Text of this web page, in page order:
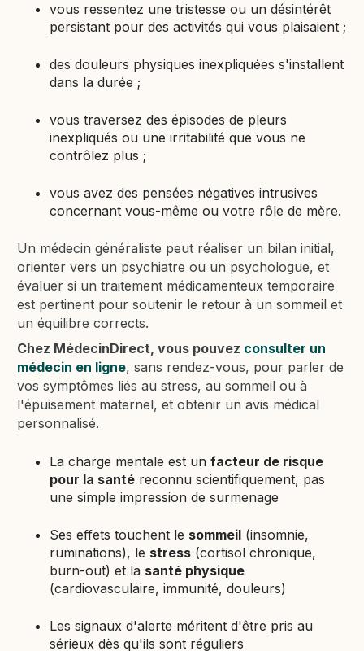
vous ressentez une tristesse ou un désintérêt
persistant pour des activités qui vous plaisaient ;
des douleurs physiques inexpliquées s'installent
dans la durée ;
vous traversez des épisodes de pleurs
inexpliqués ou une irritabilité que vous ne
contrôlez plus ;
vous avez des pensées négatives intrusives
concernant vous-même ou votre rôle de mère.
Un médecin généraliste peut réaliser un bilan initial,
orienter vers un psychiatre ou un psychologue, et
évaluer si un traitement médicamenteux temporaire
est pertinent pour soutenir le retour à un sommeil et
un équilibre corrects.
Chez MédecinDirect, vous pouvez consulter un
médecin en ligne, sans rendez-vous, pour parler de
vos symptômes liés au stress, au sommeil ou à
l'épuisement maternel, et obtenir un avis médical
personnalisé.
La charge mentale est unfacteur de risque
pour la santé reconnu scientifiquement, pas
une simple impression de surmenage
Ses effets touchent le sommeil (insomnie,
ruminations), le stress (cortisol chronique,
burn-out) et la santé physique
(cardiovasculaire, immunité, douleurs)
Les signaux d'alerte méritent d'être pris au
sérieux dès qu'ils sont réguliers